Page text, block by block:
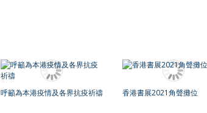
呼籲為本港疫情及各界抗疫祈禱 香港書展2021角聲攤位